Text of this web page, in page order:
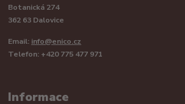
Botanická 274
362 63 Dalovice
Email: info@enico.cz
Telefon: +420 775 477 971
Informace